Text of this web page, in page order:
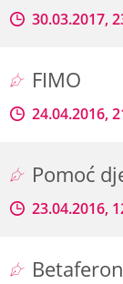
30.03.2017,
FIMO
24.04.2016,
Pomoć
23.04.2016,